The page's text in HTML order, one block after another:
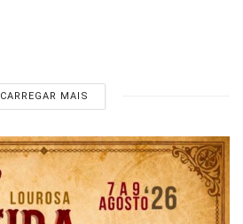
CARREGAR MAIS